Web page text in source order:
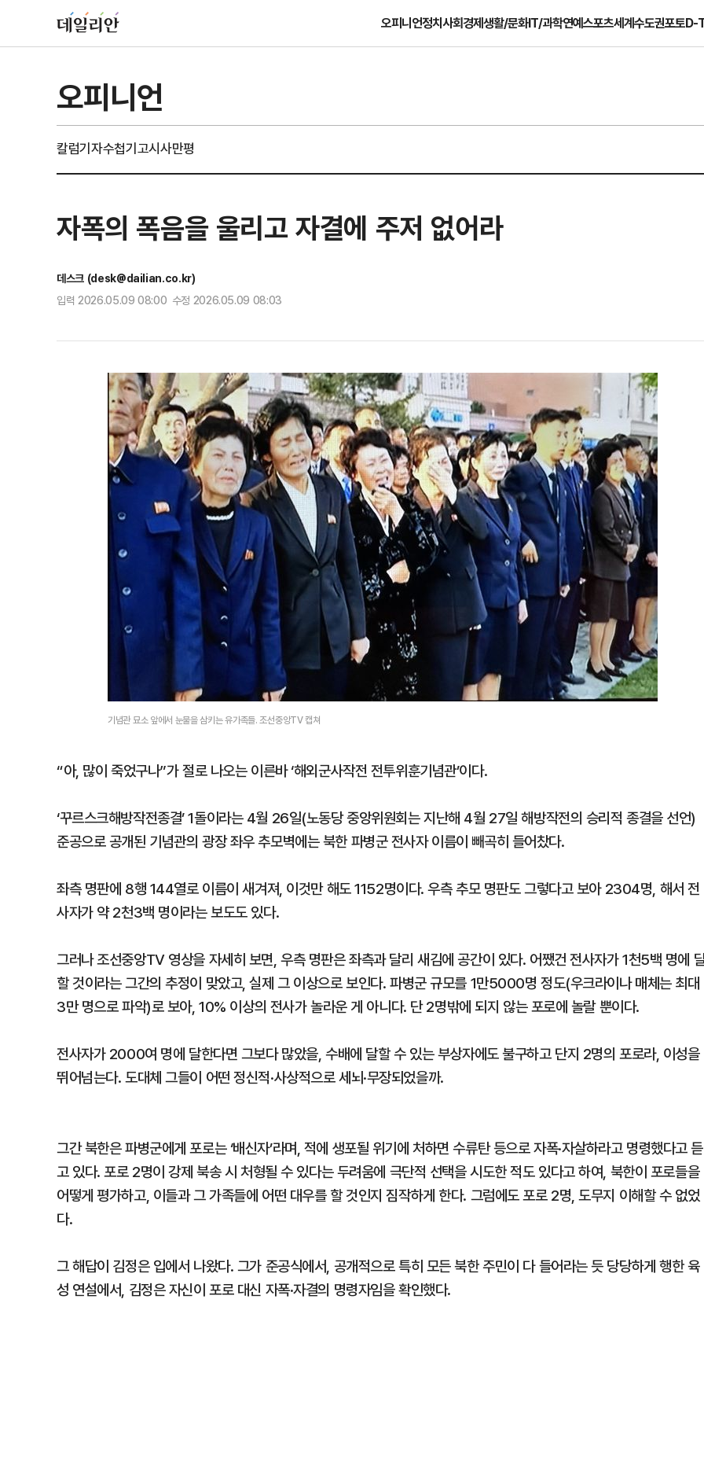
오피니언정치사회경제생활/문화IT/과학연예스포츠세계수도권포토D-
오피니언
칼럼기자수첩기고시사만평
자폭의 폭음을 울리고 자결에 주저 없어라
데스크 (desk@dailian.co.kr)
입력 2026.05.09 08:00 수정 2026.05.09 08:03
기념관 묘소 앞에서 눈물을 삼키는 유가족들. 조선중앙TV 캡쳐
“아, 많이 죽었구나”가 절로 나오는 이른바 ‘해외군사작전 전투위훈기념관’이다.
‘꾸르스크해방작전종결’ 1돌이라는 4월 26일(노동당 중앙위원회는 지난해 4월 27일 해방작전의 승리적 종결을 선언)
준공으로 공개된 기념관의 광장 좌우 추모벽에는 북한 파병군 전사자 이름이 빼곡히 들어찼다.
좌측 명판에 8행 144열로 이름이 새겨져, 이것만 해도 1152명이다. 우측 추모 명판도 그렇다고 보아 2304명, 해서 전
사자가 약 2천3백 명이라는 보도도 있다.
그러나 조선중앙TV 영상을 자세히 보면, 우측 명판은 좌측과 달리 새김에 공간이 있다. 어쨌건 전사자가 1천5백 명에
할 것이라는 그간의 추정이 맞았고, 실제 그 이상으로 보인다. 파병군 규모를 1만5000명 정도(우크라이나 매체는 최대
3만 명으로 파악)로 보아, 10% 이상의 전사가 놀라운 게 아니다. 단 2명밖에 되지 않는 포로에 놀랄 뿐이다.
전사자가 2000여 명에 달한다면 그보다 많았을, 수배에 달할 수 있는 부상자에도 불구하고 단지 2명의 포로라, 이성을
뛰어넘는다. 도대체 그들이 어떤 정신적·사상적으로 세뇌·무장되었을까.
그간 북한은 파병군에게 포로는 ‘배신자’라며, 적에 생포될 위기에 처하면 수류탄 등으로 자폭·자살하라고 명령했다고 듣
고 있다. 포로 2명이 강제 북송 시 처형될 수 있다는 두려움에 극단적 선택을 시도한 적도 있다고 하여, 북한이 포로들을
어떻게 평가하고, 이들과 그 가족들에 어떤 대우를 할 것인지 짐작하게 한다. 그럼에도 포로 2명, 도무지 이해할 수 없었
다.
그 해답이 김정은 입에서 나왔다. 그가 준공식에서, 공개적으로 특히 모든 북한 주민이 다 들어라는 듯 당당하게 행한 육
성 연설에서, 김정은 자신이 포로 대신 자폭·자결의 명령자임을 확인했다.